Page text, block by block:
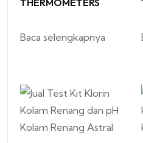
THERMOMETERS
Baca selengkapnya